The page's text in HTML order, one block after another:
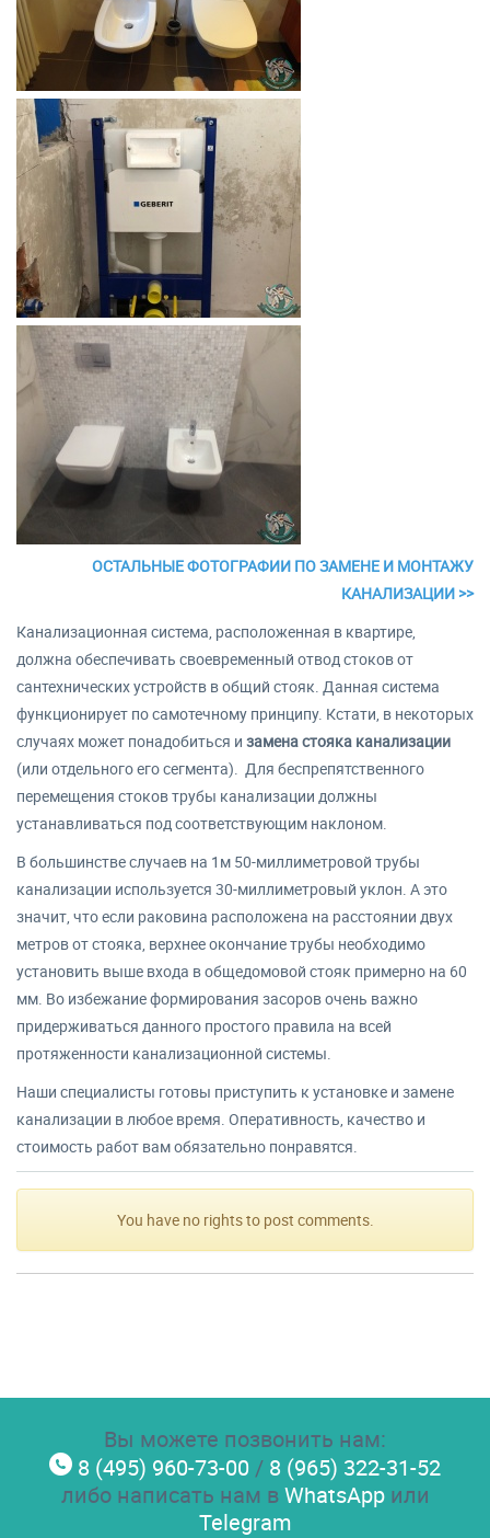
ОСТАЛЬНЫЕ ФОТОГРАФИИ ПО ЗАМЕНЕ И МОНТАЖУ
КАНАЛИЗАЦИИ >>
Канализационная система, расположенная в квартире,
должна обеспечивать своевременный отвод стоков от
сантехнических устройств в общий стояк. Данная система
функционирует по самотечному принципу. Кстати, в некоторых
случаях может понадобиться и замена стояка канализации
(или отдельного его сегмента). Для беспрепятственного
перемещения стоков трубы канализации должны
устанавливаться под соответствующим наклоном.
В большинстве случаев на 1м 50-миллиметровой трубы
канализации используется 30-миллиметровый уклон. А это
значит, что если раковина расположена на расстоянии двух
метров от стояка, верхнее окончание трубы необходимо
установить выше входа в общедомовой стояк примерно на 60
мм. Во избежание формирования засоров очень важно
придерживаться данного простого правила на всей
протяженности канализационной системы.
Наши специалисты готовы приступить к установке и замене
канализации в любое время. Оперативность, качество и
стоимость работ вам обязательно понравятся.
You have no rights to post comments.
Вы можете позвонить нам:
8 (495) 960-73-00 / 8 (965) 322-31-52
либо написать нам вWhatsAppили
Telegram